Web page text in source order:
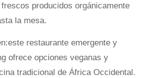
producidos orgánicamente
la mesa.
restaurante emergente y
ofrece opciones veganas y
tradicional de África Occidental.